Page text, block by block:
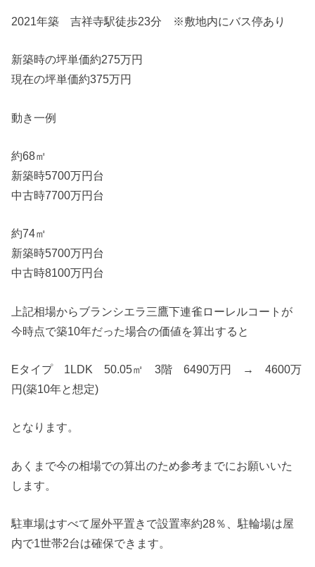
2021年築 吉祥寺駅徒歩23分 ※敷地内にバス停あり
新築時の坪単価約275万円
現在の坪単価約375万円
動き一例
約68㎡
新築時5700万円台
中古時7700万円台
約74㎡
新築時5700万円台
中古時8100万円台
上記相場からブランシエラ三鷹下連雀ローレルコートが
今時点で築10年だった場合の価値を算出すると
Eタイプ 1LDK 50.05㎡ 3階 6490万円 → 4600万
円(築10年と想定)
となります。
あくまで今の相場での算出のため参考までにお願いいた
します。
駐車場はすべて屋外平置きで設置率約28％、駐輪場は屋
内で1世帯2台は確保できます。